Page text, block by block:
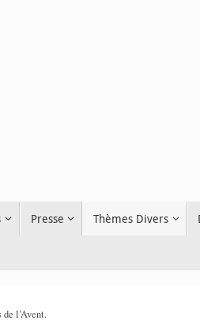
Presse Thèmes Divers
l’Avent.